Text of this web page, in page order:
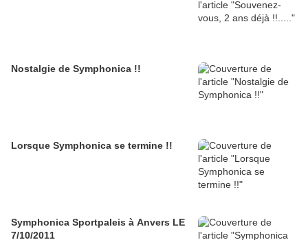
Nostalgie de Symphonica !!
Lorsque Symphonica se termine !!
Symphonica Sportpaleis à Anvers LE
7/10/2011